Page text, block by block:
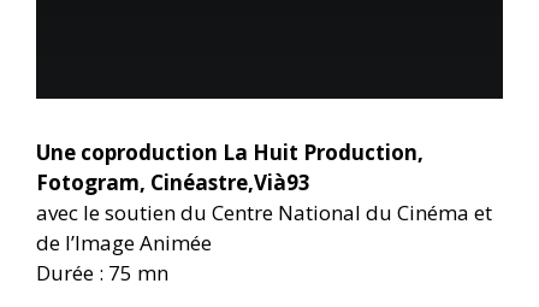
Une coproduction La Huit Production,
Fotogram, Cinéastre,Vià93
avec le soutien du Centre National du Cinéma et
de l’Image Animée
Durée : 75 mn